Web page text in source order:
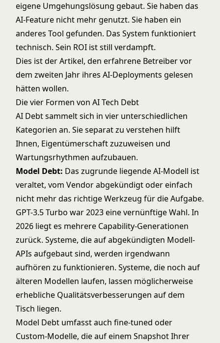
eigene Umgehungslösung gebaut. Sie haben das
AI-Feature nicht mehr genutzt. Sie haben ein
anderes Tool gefunden. Das System funktioniert
technisch. Sein ROI ist still verdampft.
Dies ist der Artikel, den erfahrene Betreiber vor
dem zweiten Jahr ihres AI-Deployments gelesen
hätten wollen.
Die vier Formen von AI Tech Debt
AI Debt sammelt sich in vier unterschiedlichen
Kategorien an. Sie separat zu verstehen hilft
Ihnen, Eigentümerschaft zuzuweisen und
Wartungsrhythmen aufzubauen.
Model Debt: Das zugrunde liegende AI-Modell ist
veraltet, vom Vendor abgekündigt oder einfach
nicht mehr das richtige Werkzeug für die Aufgabe.
GPT-3.5 Turbo war 2023 eine vernünftige Wahl. In
2026 liegt es mehrere Capability-Generationen
zurück. Systeme, die auf abgekündigten Modell-
APIs aufgebaut sind, werden irgendwann
aufhören zu funktionieren. Systeme, die noch auf
älteren Modellen laufen, lassen möglicherweise
erhebliche Qualitätsverbesserungen auf dem
Tisch liegen.
Model Debt umfasst auch fine-tuned oder
Custom-Modelle, die auf einem Snapshot Ihrer